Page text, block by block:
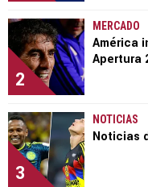
2
MERCADO
América
Apertura
3
NOTICIAS
Noticias